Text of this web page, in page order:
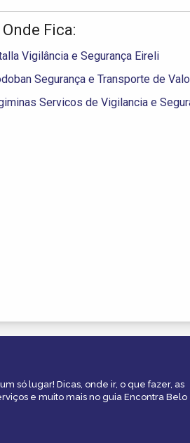
Fica:
Vigilância e Segurança Eireli
Segurança e Transporte de
Servicos de Vigilancia e
só lugar! Dicas, onde ir, o que fazer, as
e muito mais no guia Encontra Belo